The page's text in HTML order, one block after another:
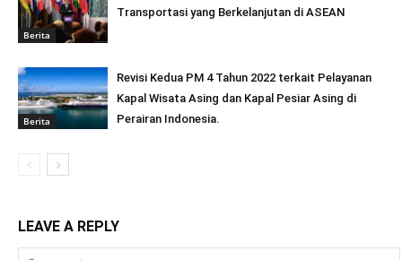
Berita
Transportasi yang Berkelanjutan di ASEAN
Berita
Revisi Kedua PM 4 Tahun 2022 terkait Pelayanan
Kapal Wisata Asing dan Kapal Pesiar Asing di
Perairan Indonesia.
LEAVE A REPLY